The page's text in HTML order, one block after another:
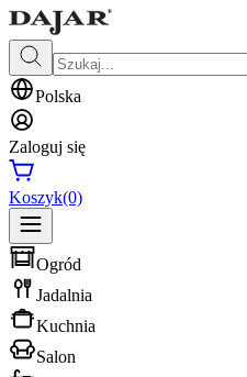
Polska
Zaloguj się
Koszyk(0)
Ogród
Jadalnia
Kuchnia
Salon